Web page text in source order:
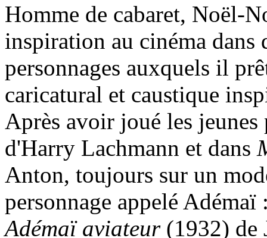
Homme de cabaret, Noël-
inspiration au cinéma dans
personnages auxquels il
caricatural et caustique
Après avoir joué les
d'Harry Lachmann et dans
Anton, toujours sur un
personnage appelé
Adémaï aviateur(1932) de